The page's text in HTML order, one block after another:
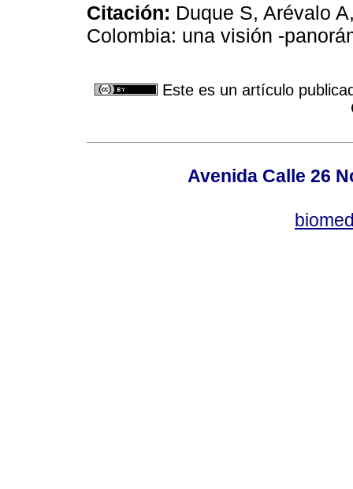
Citación: Duque S, Arévalo
Colombia: una visión -
Este es un artículo
Avenida Calle 26